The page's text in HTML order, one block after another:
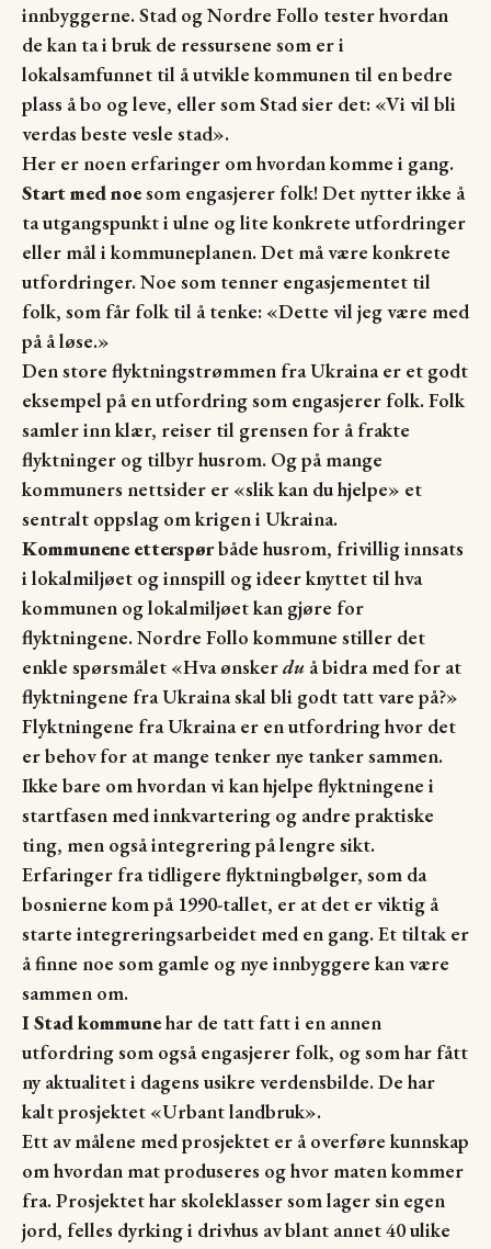
innbyggerne. Stad og Nordre Follo tester hvordan
de kan ta i bruk de ressursene som er i
lokalsamfunnet til å utvikle kommunen til en bedre
plass å bo og leve, eller som Stad sier det: «Vi vil bli
verdas beste vesle stad».
Her er noen erfaringer om hvordan komme i gang.
Start med noesom engasjerer folk! Det nytter ikke å
ta utgangspunkt i ulne og lite konkrete utfordringer
eller mål i kommuneplanen. Det må være konkrete
utfordringer. Noe som tenner engasjementet til
folk, som får folk til å tenke: «Dette vil jeg være med
på å løse.»
Den store flyktningstrømmen fra Ukraina er et godt
eksempel på en utfordring som engasjerer folk. Folk
samler inn klær, reiser til grensen for å frakte
flyktninger og tilbyr husrom. Og på mange
kommuners nettsider er «slik kan du hjelpe» et
sentralt oppslag om krigen i Ukraina.
Kommunene etterspørbåde husrom, frivillig innsats
i lokalmiljøet og innspill og ideer knyttet til hva
kommunen og lokalmiljøet kan gjøre for
flyktningene. Nordre Follo kommune stiller det
enkle spørsmålet «Hva ønskerdu å bidra med for at
flyktningene fra Ukraina skal bli godt tatt vare på?»
Flyktningene fra Ukraina er en utfordring hvor det
er behov for at mange tenker nye tanker sammen.
Ikke bare om hvordan vi kan hjelpe flyktningene i
startfasen med innkvartering og andre praktiske
ting, men også integrering på lengre sikt.
Erfaringer fra tidligere flyktningbølger, som da
bosnierne kom på 1990-tallet, er at det er viktig å
starte integreringsarbeidet med en gang. Et tiltak er
å finne noe som gamle og nye innbyggere kan være
sammen om.
I Stad kommunehar de tatt fatt i en annen
utfordring som også engasjerer folk, og som har fått
ny aktualitet i dagens usikre verdensbilde. De har
kalt prosjektet «Urbant landbruk».
Ett av målene med prosjektet er å overføre kunnskap
om hvordan mat produseres og hvor maten kommer
fra. Prosjektet har skoleklasser som lager sin egen
jord, felles dyrking i drivhus av blant annet 40 ulike